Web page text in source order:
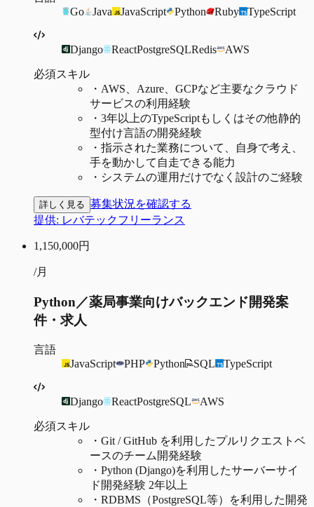
Go
Java JavaScript Python Ruby TypeScript
Django ReactPostgreSQLRedis AWS
必須スキル
・ AWS、Azure、GCPなど主要なクラウド
サービスの利用経験
・ 3年以上のTypeScriptもしくはその他静的
型付け言語の開発経験
・ 指示された業務について、自身で考え、
手を動かして自走できる能力
・ システムの運用だけでなく設計のご経験
詳しく見る 募集状況を確認する
提供: レバテックフリーランス
1,150,000円
/月
Python／薬局事業向けバックエンド開発案
件・求人
言語
JavaScript
PHP Python SQL TypeScript
Django ReactPostgreSQL AWS
必須スキル
・ Git / GitHub を利用したプルリクエストベ
ースのチーム開発経験
・ Python (Django)を利用したサーバーサイ
ド開発経験 2年以上
・ RDBMS（PostgreSQL等）を利用した開発